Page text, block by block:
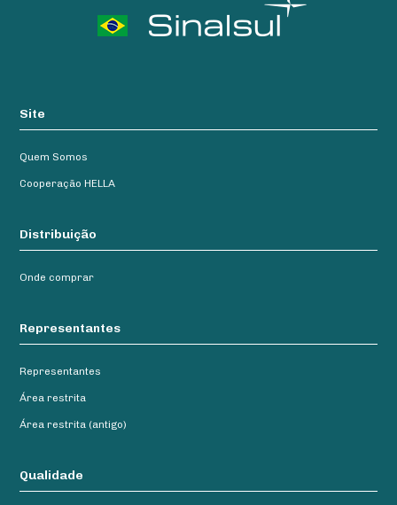
Site
Quem Somos
Cooperação HELLA
Distribuição
Onde comprar
Representantes
Representantes
Área restrita
Área restrita (antigo)
Qualidade